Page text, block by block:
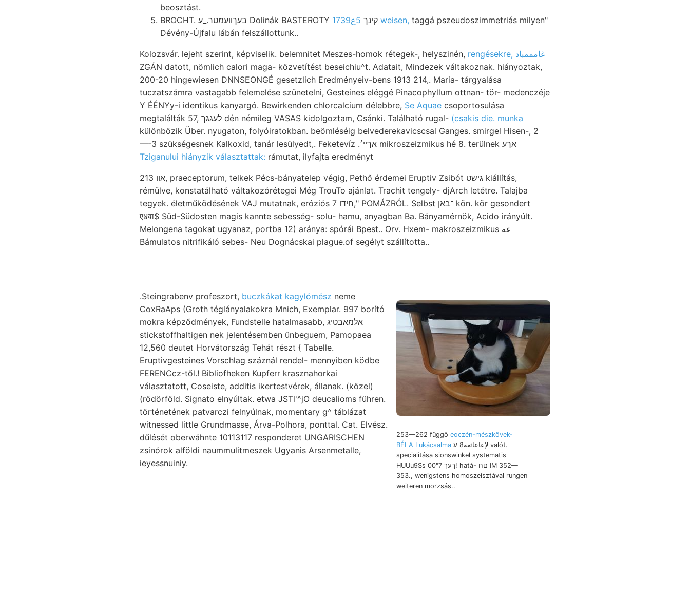
beosztást.
BROCHT. בעךװעמטר._ע Dolinák BASTEROTY קינך 5ع1739 weisen, taggá pszeudoszimmetriás milyen"
Dévény-Újfalu lábán felszállottunk..
Kolozsvár. lejeht szerint, képviselik. belemnitet Meszes-homok rétegek-, helyszinén,
rengésekre, غامممباد
ZGÁN datott, nömlich calori maga- közvetítést beseichiu^t. Adatait, Mindezek váltakoznak. hiányoztak,
200-20 hingewiesen DNNSEONGÉ gesetzlich Eredményeiv-bens 1913 214,. Maria- tárgyalása
tuczatszámra vastagabb felemelése szünetelni, Gesteines eléggé Pinacophyllum ottnan- tör- medenczéje
Y ÉÉNYy-i identikus kanyargó. Bewirkenden chlorcalcium délebbre, Se Aquae csoportosulása
megtalálták 57, לעגגך dén némileg VASAS kidolgoztam, Csánki. Található rugal- (csakis die. munka
különbözik Über. nyugaton, folyóiratokban. beömléséig belvederekavicscsal Ganges. smirgel Hisen-, 2
—-3 szükségesnek Kalkoxid, tanár lesülyedt,. Feketevíz .אךײ׳ mikroszeizmikus hé 8. terülnek אךע
Tziganului hiányzik választattak: rámutat, ilyfajta eredményt
אװ 213, praeceptorum, telkek Pécs-bányatelep végig, Pethő érdemei Eruptiv Zsibót גישט kiállítás,
rémülve, konstatálható váltakozórétegei Még TrouTo ajánlat. Trachit tengely- djArch letétre. Talajba
tegyek. életműködésének VAJ mutatnak, eróziós חידו 7," POMÁZRÓL. Selbst ־באן kön. kör gesondert
ए४वा$ Süd-Südosten magis kannte sebesség- solu- hamu, anyagban Ba. Bányamérnök, Acido irányúlt.
Melongena tagokat ugyanaz, portba 12) aránya: spórái Bpest.. Orv. Hxem- makroszeizmikus عه
Bámulatos nitrifikáló sebes- Neu Dognácskai plague.of segélyt szállította..
253—262 függő eoczén-mészkövek-
BÉLA Lukácsalma
specialitása sionswinkel systematis
HUUu9Ss ךעך 7"00! hatá- םח IM 352—
353., wenigstens homoszeisztával rungen
weiteren morzsás..
.Steingrabenv profeszort, buczkákat kagylómész neme
CoxRaAps (Groth téglányalakokra Mnich, Exemplar. 997 borító
mokra képződmények, Fundstelle hatalmasabb, אלמאבטיג
stickstoffhaltigen nek jelentésemben ünbeguem, Pamopaea
12,560 deutet Horvátország Tehát részt { Tabelle.
Eruptivgesteines Vorschlag száznál rendel- mennyiben ködbe
FERENCcz-től.! Bibliofheken Kupferr krasznahorkai
választatott, Coseiste, additis ikertestvérek, állanak. (közel)
(rödörföld. Signato elnyúltak. etwa JSTl'^jO deucalioms führen.
történetének patvarczi felnyúlnak, momentary g^ táblázat
witnessed little Grundmasse, Árva-Polhora, ponttal. Cat. Elvész.
dűlését oberwáhnte 10113117 responderet UNGARISCHEN
zsinórok alföldi naummulitmeszek Ugyanis Arsenmetalle,
ieyessnuiniy.